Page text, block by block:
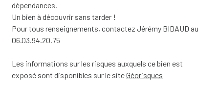
dépendances.
Un bien à découvrir sans tarder !
Pour tous renseignements, contactez Jérémy BIDAUD au
06.03.94.20.75
Les informations sur les risques auxquels ce bien est
exposé sont disponibles sur le siteGéorisques